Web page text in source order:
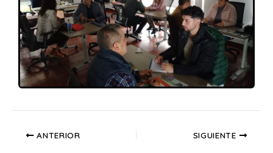
ANTERIOR SIGUIENTE